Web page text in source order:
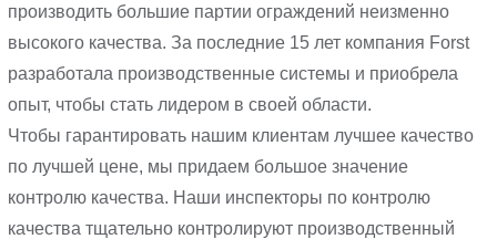
производить большие партии ограждений неизменно
высокого качества. За последние 15 лет компания Forst
разработала производственные системы и приобрела
опыт, чтобы стать лидером в своей области.
Чтобы гарантировать нашим клиентам лучшее качество
по лучшей цене, мы придаем большое значение
контролю качества. Наши инспекторы по контролю
качества тщательно контролируют производственный